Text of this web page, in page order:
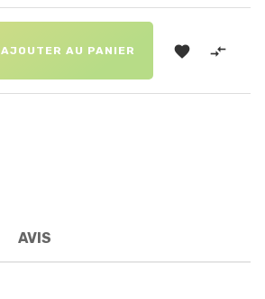
AJOUTER AU PANIER  
AVIS